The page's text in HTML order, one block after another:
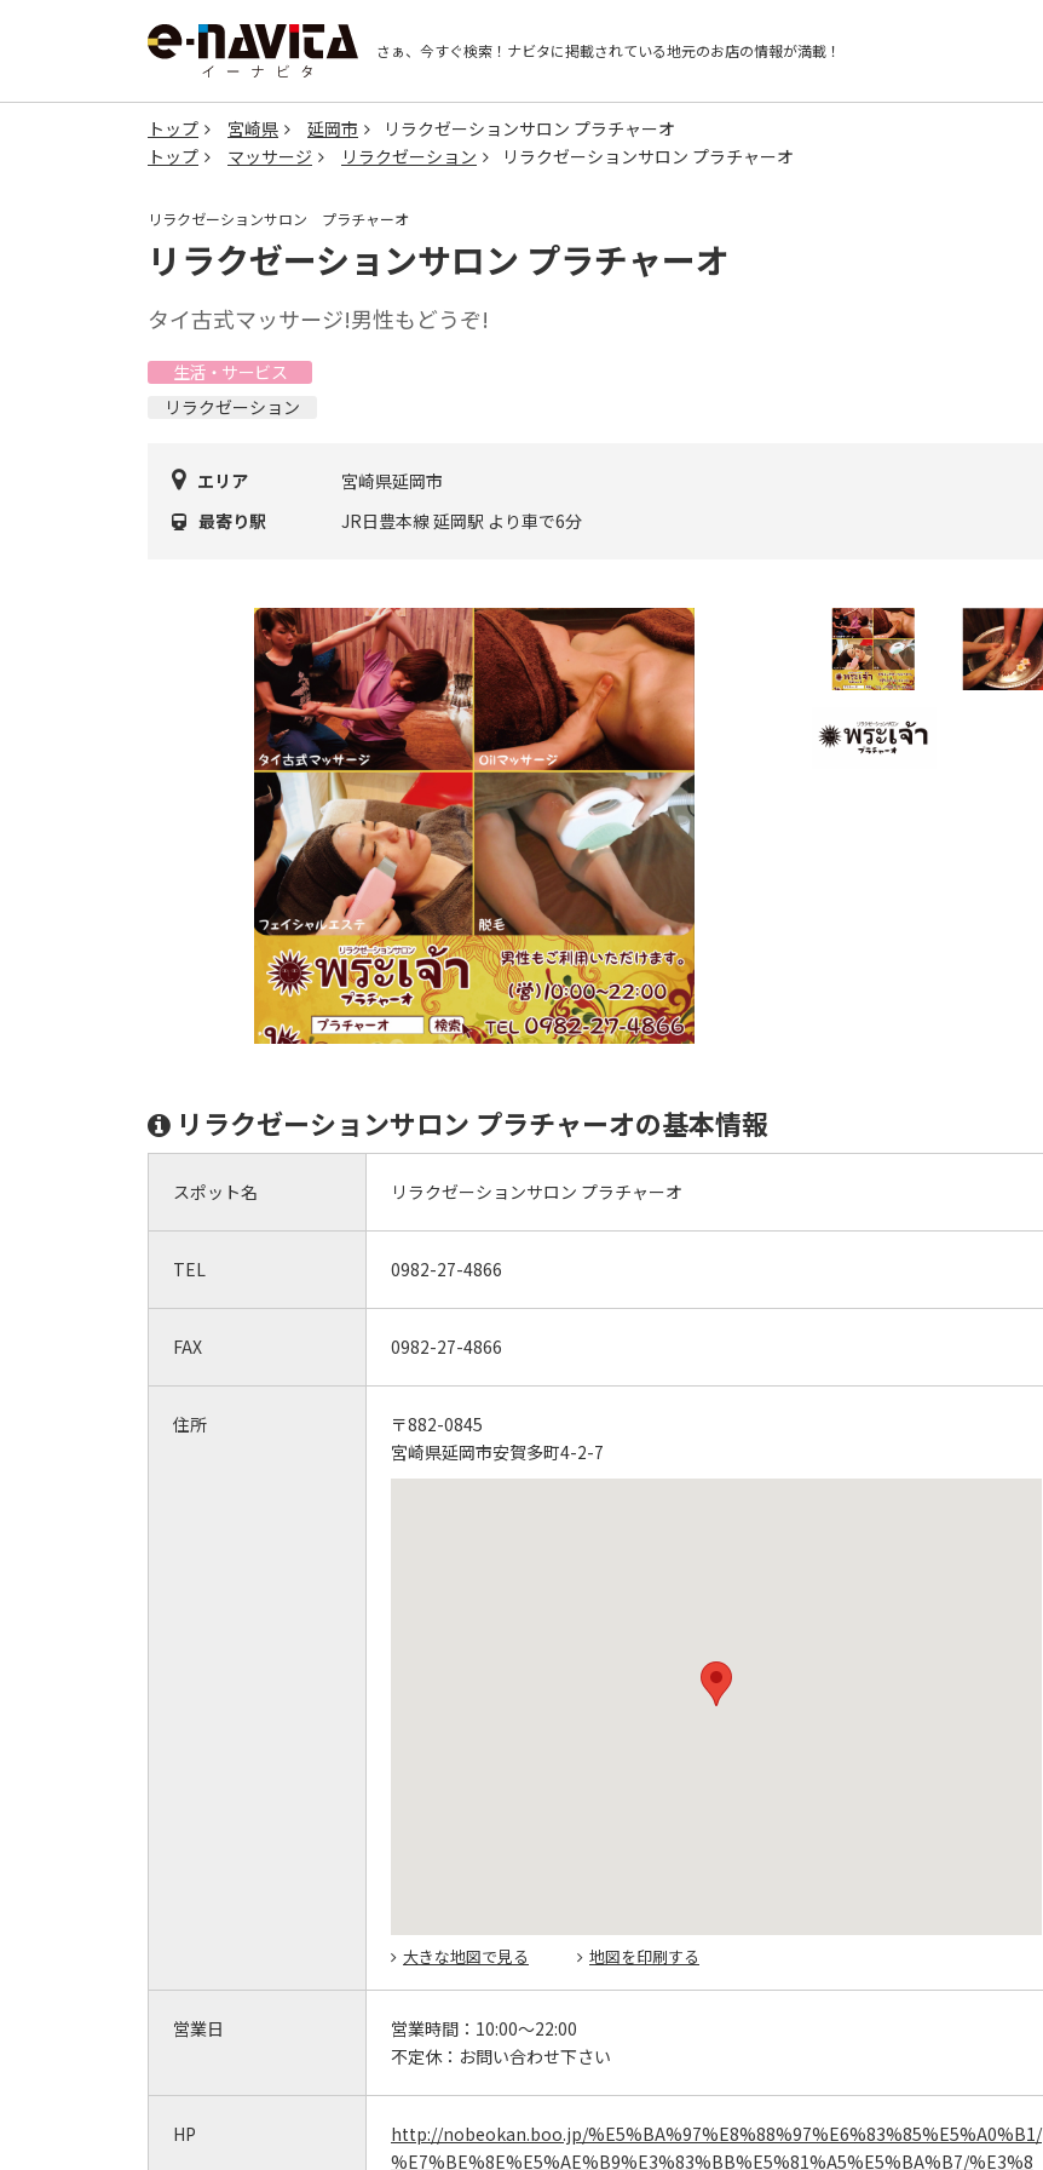
さぁ、今すぐ検索！ ナビタに掲載されている地元のお店の情報が満載！
トップ 宮崎県 延岡市
リラクゼーションサロン プラチャーオ
トップ
マッサージ リラクゼーション リラクゼーションサロン プラチャーオ
リラクゼーションサロン プラチャーオ
リラクゼーションサロン プラチャーオ
タイ古式マッサージ!男性もどうぞ!
生活・サービス
リラクゼーション
エリア
宮崎県延岡市
最寄り駅
JR日豊本線 延岡駅 より車で6分
リラクゼーションサロン プラチャーオの基本情報
スポット名 リラクゼーションサロン プラチャーオ
TEL 0982-27-4866
FAX 0982-27-4866
住所
〒882-0845
宮崎県延岡市安賀多町4-2-7
大きな地図で見る 地図を印刷する
営業日 営業時間： 10:00～22:00
不定休： お問い合わせ下さい
HP
http://nobeokan.boo.jp/%E5%BA%97%E8%88%97%E6%83%85%E5%A0%B1/
%E7%BE%8E%E5%AE%B9%E3%83%BB%E5%81%A5%E5%BA%B7/%E3%8